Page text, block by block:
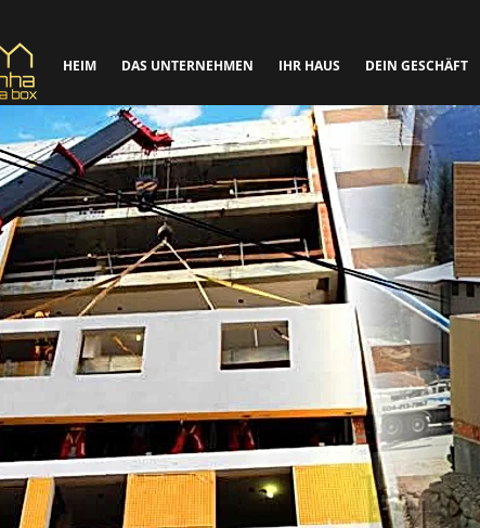
HEIM DAS UNTERNEHMEN IHR HAUS DEIN GESCHÄFT